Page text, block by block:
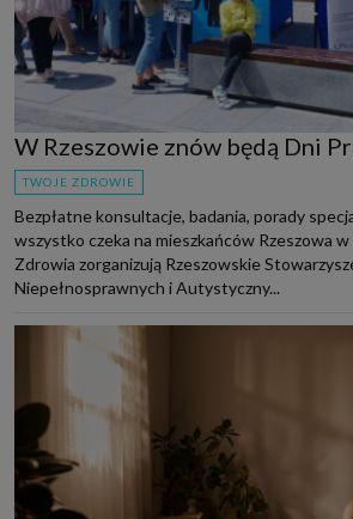
W Rzeszowie znów będą Dni
TWOJE ZDROWIE
Bezpłatne konsultacje, badania, porady
wszystko czeka na mieszkańców Rzeszowa
Zdrowia zorganizują Rzeszowskie
Niepełnosprawnych i Autystyczny...